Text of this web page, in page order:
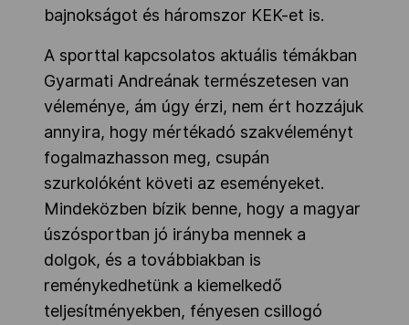
bajnokságot és háromszor KEK-et is.
A sporttal kapcsolatos aktuális témákban
Gyarmati Andreának természetesen van
véleménye, ám úgy érzi, nem ért hozzájuk
annyira, hogy mértékadó szakvéleményt
fogalmazhasson meg, csupán
szurkolóként követi az eseményeket.
Mindeközben bízik benne, hogy a magyar
úszósportban jó irányba mennek a
dolgok, és a továbbiakban is
reménykedhetünk a kiemelkedő
teljesítményekben, fényesen csillogó